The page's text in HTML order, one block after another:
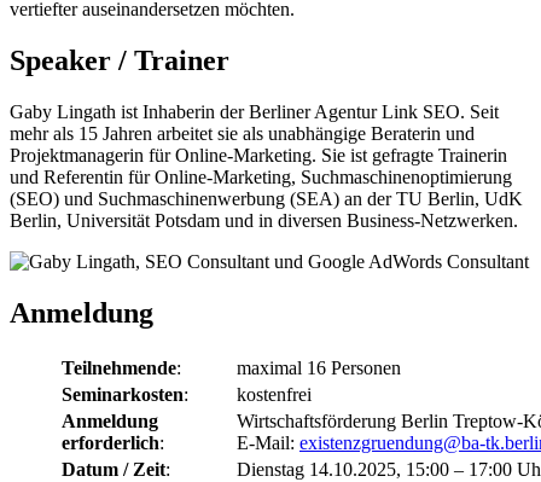
vertiefter auseinandersetzen möchten.
Speaker / Trainer
Gaby Lingath ist Inhaberin der Berliner Agentur Link SEO. Seit
mehr als 15 Jahren arbeitet sie als unabhängige Beraterin und
Projektmanagerin für Online-Marketing. Sie ist gefragte Trainerin
und Referentin für Online-Marketing, Suchmaschinenoptimierung
(SEO) und Suchmaschinenwerbung (SEA) an der TU Berlin, UdK
Berlin, Universität Potsdam und in diversen Business-Netzwerken.
Anmeldung
Teilnehmende:
maximal 16 Personen
Seminarkosten:
kostenfrei
Anmeldung
erforderlich:
Wirtschaftsförderung Berlin Treptow-
E-Mail: existenzgruendung@ba-
Datum / Zeit:
Dienstag 14.10.2025, 15:00 – 17:00